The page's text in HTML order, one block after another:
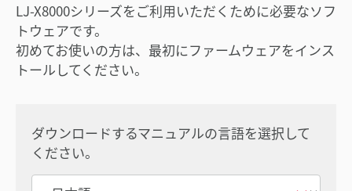
LJ-X8000シリーズをご利用いただくために必要なソフ
トウェアです。
初めてお使いの方は、最初にファームウェアをインス
トールしてください。
ダウンロードするマニュアルの言語を選択して
ください。